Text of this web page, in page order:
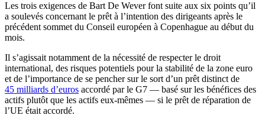
Les trois exigences de Bart De Wever font suite aux six points qu’il
a soulevés concernant le prêt à l’intention des dirigeants après le
précédent sommet du Conseil européen à Copenhague au début du
mois.
Il s’agissait notamment de la nécessité de respecter le droit
international, des risques potentiels pour la stabilité de la zone euro
et de l’importance de se pencher sur le sort d’un prêt distinct de
45 milliards d’euros accordé par le G7 — basé sur les bénéfices des
actifs plutôt que les actifs eux-mêmes — si le prêt de réparation de
l’UE était accordé.